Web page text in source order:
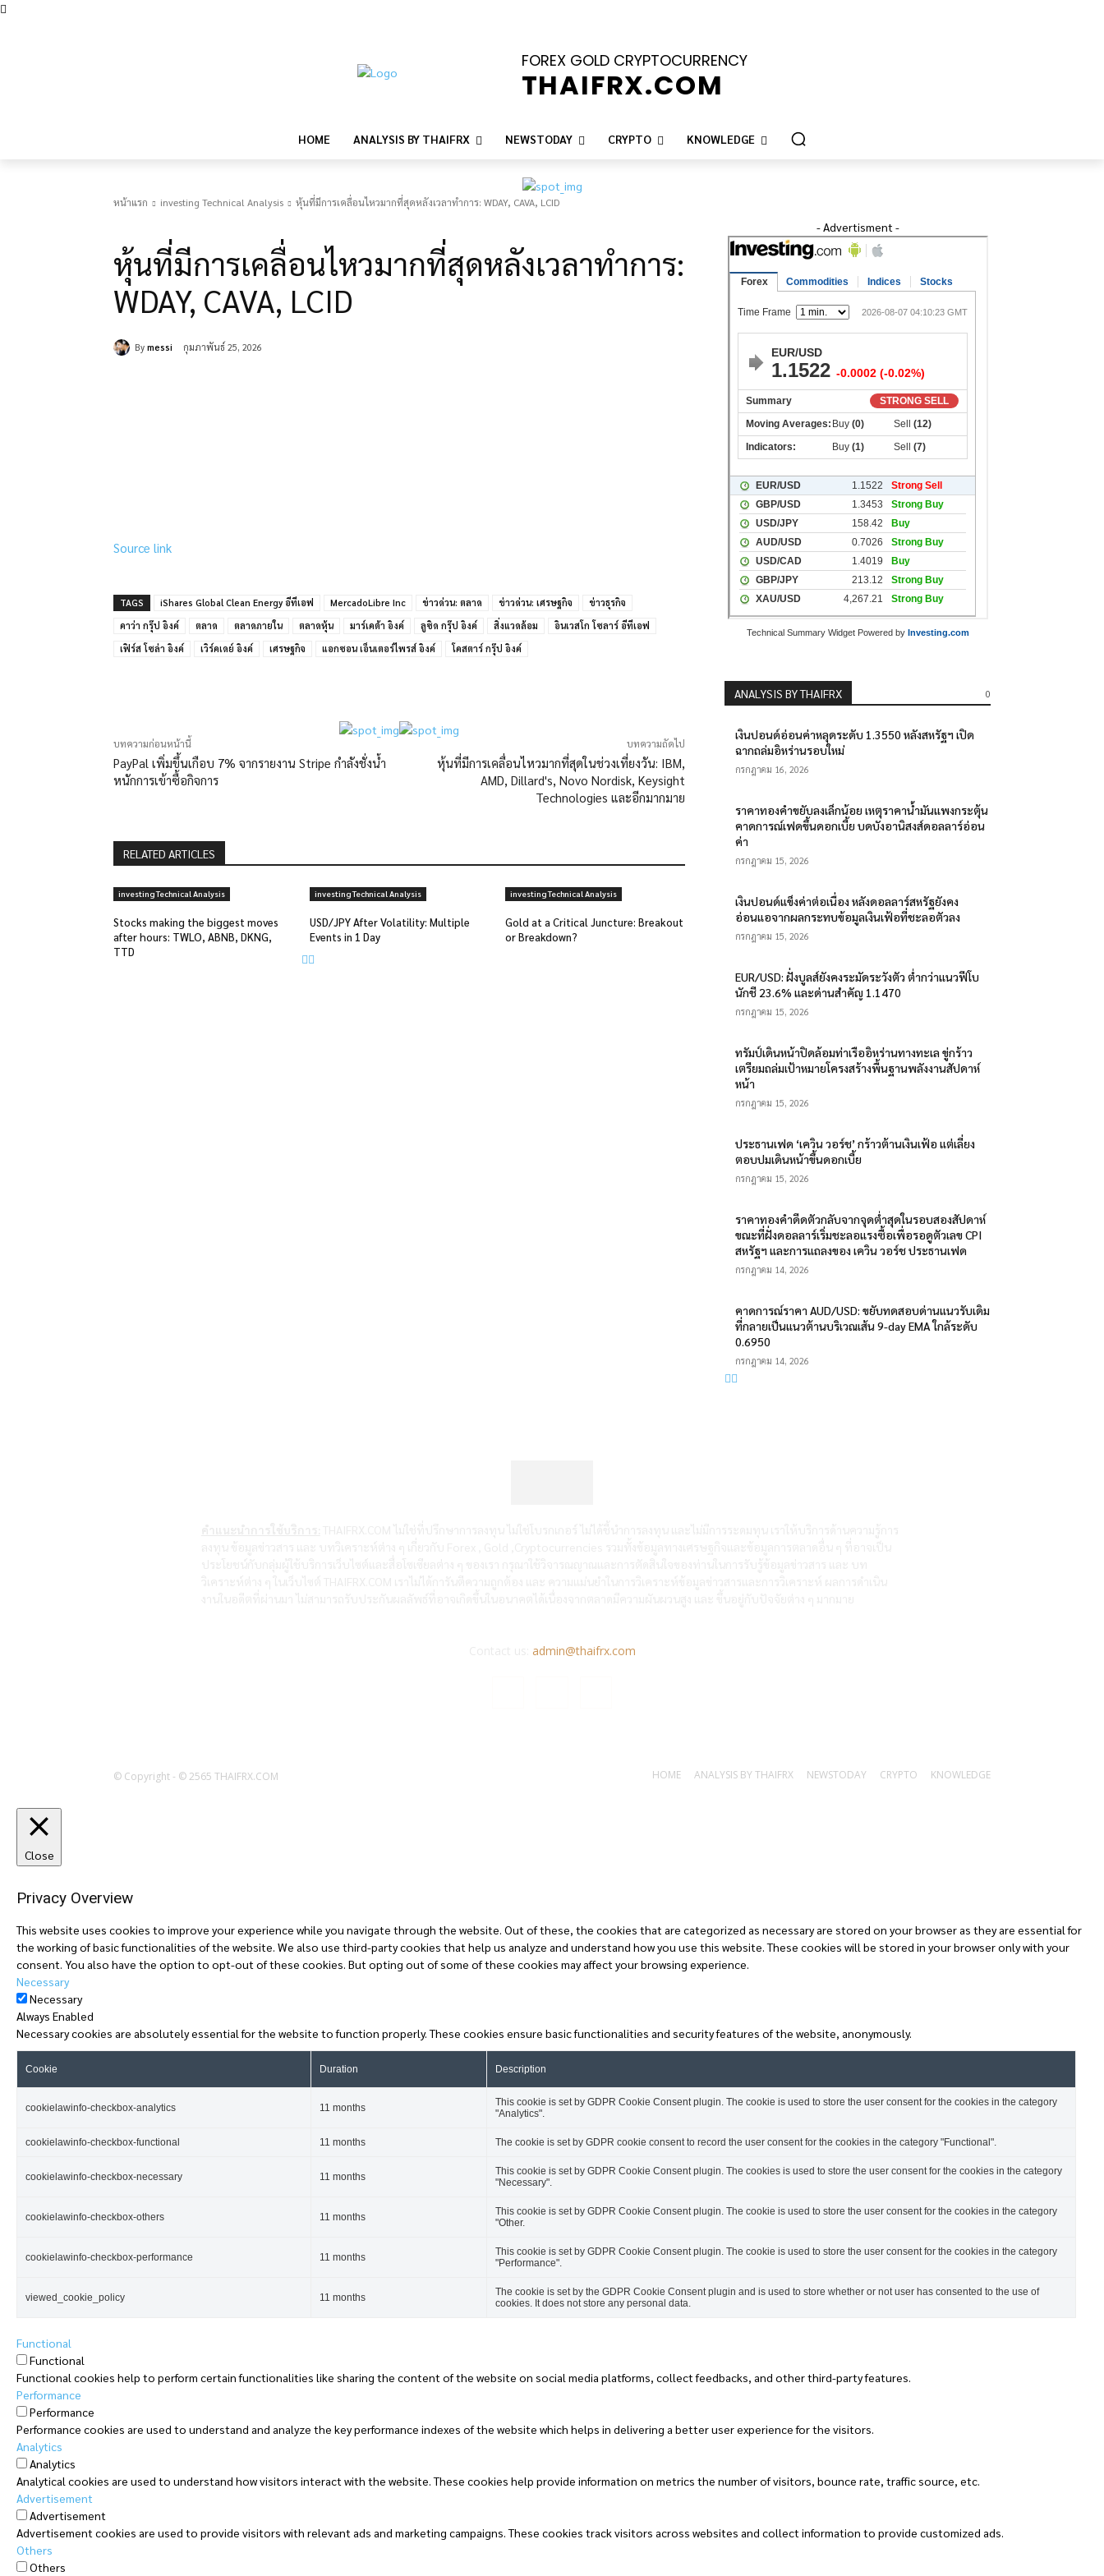
FOREX GOLD CRYPTOCURRENCY
THAIFRX.COM
HOME ANALYSIS BY THAIFRX NEWSTODAY CRYPTO KNOWLEDGE
หน้าแรก investing Technical Analysis หุ้นที่มีการเคลื่อนไหวมากที่สุดหลังเวลาทำการ: WDAY, CAVA, LCID
หุ้นที่มีการเคลื่อนไหวมากที่สุดหลังเวลาทำการ:
WDAY, CAVA, LCID
By messi กุมภาพันธ์ 25, 2026
Source link
TAGS iShares Global Clean Energy อีทีเอฟ MercadoLibre Inc ข่าวด่วน: ตลาด ข่าวด่วน: เศรษฐกิจ
ข่าวธุรกิจ
คาว่า กรุ๊ป อิงค์
ตลาด ตลาดภายใน ตลาดหุ้น มาร์เคต้า อิงค์ ลูซิด กรุ๊ป อิงค์ สิ่งแวดล้อม
อินเวสโก โซลาร์ อีทีเอฟ
เฟิร์ส โซล่า อิงค์
เวิร์คเดย์ อิงค์ เศรษฐกิจ แอกซอน เอ็นเตอร์ไพรส์ อิงค์ โคสตาร์ กรุ๊ป อิงค์
บทความก่อนหน้านี้
PayPal เพิ่มขึ้นเกือบ 7% จากรายงาน Stripe กำลังชั่งน้ำ
หนักการเข้าซื้อกิจการ
บทความถัดไป
หุ้นที่มีการเคลื่อนไหวมากที่สุดในช่วงเที่ยงวัน: IBM,
AMD, Dillard's, Novo Nordisk, Keysight
Technologies และอีกมากมาย
RELATED ARTICLES
investing Technical Analysis
Stocks making the biggest moves
after hours: TWLO, ABNB, DKNG,
TTD
investing Technical Analysis
USD/JPY After Volatility: Multiple
Events in 1 Day
investing Technical Analysis
Gold at a Critical Juncture: Breakout
or Breakdown?
- Advertisment -
Technical Summary Widget Powered by Investing.com
0
ANALYSIS BY THAIFRX
เงินปอนด์อ่อนค่าหลุดระดับ 1.3550 หลังสหรัฐฯ เปิด
ฉากถล่มอิหร่านรอบใหม่
กรกฎาคม 16, 2026
ราคาทองคำขยับลงเล็กน้อย เหตุราคาน้ำมันแพงกระตุ้น
คาดการณ์เฟดขึ้นดอกเบี้ย บดบังอานิสงส์ดอลลาร์อ่อน
ค่า
กรกฎาคม 15, 2026
เงินปอนด์แข็งค่าต่อเนื่อง หลังดอลลาร์สหรัฐยังคง
อ่อนแอจากผลกระทบข้อมูลเงินเฟ้อที่ชะลอตัวลง
กรกฎาคม 15, 2026
EUR/USD: ฝั่งบูลส์ยังคงระมัดระวังตัว ต่ำกว่าแนวฟีโบ
นักชี 23.6% และด่านสำคัญ 1.1470
กรกฎาคม 15, 2026
ทรัมป์เดินหน้าปิดล้อมท่าเรืออิหร่านทางทะเล ขู่กร้าว
เตรียมถล่มเป้าหมายโครงสร้างพื้นฐานพลังงานสัปดาห์
หน้า
กรกฎาคม 15, 2026
ประธานเฟด ‘เควิน วอร์ช’ กร้าวต้านเงินเฟ้อ แต่เลี่ยง
ตอบปมเดินหน้าขึ้นดอกเบี้ย
กรกฎาคม 15, 2026
ราคาทองคำดีดตัวกลับจากจุดต่ำสุดในรอบสองสัปดาห์
ขณะที่ฝั่งดอลลาร์เริ่มชะลอแรงซื้อเพื่อรอดูตัวเลข CPI
สหรัฐฯ และการแถลงของ เควิน วอร์ช ประธานเฟด
กรกฎาคม 14, 2026
คาดการณ์ราคา AUD/USD: ขยับทดสอบด่านแนวรับเดิม
ที่กลายเป็นแนวต้านบริเวณเส้น 9-day EMA ใกล้ระดับ
0.6950
กรกฎาคม 14, 2026
admin@thaifrx.com
© Copyright - © 2565 THAIFRX.COM HOME ANALYSIS BY THAIFRX NEWSTODAY CRYPTO KNOWLEDGE
Close
Privacy Overview
This website uses cookies to improve your experience while you navigate through the website. Out of these, the cookies that are categorized as necessary are stored on your browser as they are essential for
the working of basic functionalities of the website. We also use third-party cookies that help us analyze and understand how you use this website. These cookies will be stored in your browser only with your
consent. You also have the option to opt-out of these cookies. But opting out of some of these cookies may affect your browsing experience.
Necessary
Necessary
Always Enabled
Necessary cookies are absolutely essential for the website to function properly. These cookies ensure basic functionalities and security features of the website, anonymously.
Cookie Duration Description
cookielawinfo-checkbox-analytics 11 months
This cookie is set by GDPR Cookie Consent plugin. The cookie is used to store the user consent for the cookies in the category
"Analytics".
cookielawinfo-checkbox-functional 11 months The cookie is set by GDPR cookie consent to record the user consent for the cookies in the category "Functional".
cookielawinfo-checkbox-necessary 11 months
This cookie is set by GDPR Cookie Consent plugin. The cookies is used to store the user consent for the cookies in the category
"Necessary".
cookielawinfo-checkbox-others 11 months
This cookie is set by GDPR Cookie Consent plugin. The cookie is used to store the user consent for the cookies in the category
"Other.
cookielawinfo-checkbox-performance 11 months
This cookie is set by GDPR Cookie Consent plugin. The cookie is used to store the user consent for the cookies in the category
"Performance".
viewed_cookie_policy 11 months
The cookie is set by the GDPR Cookie Consent plugin and is used to store whether or not user has consented to the use of
cookies. It does not store any personal data.
Functional
Functional
Functional cookies help to perform certain functionalities like sharing the content of the website on social media platforms, collect feedbacks, and other third-party features.
Performance
Performance
Performance cookies are used to understand and analyze the key performance indexes of the website which helps in delivering a better user experience for the visitors.
Analytics
Analytics
Analytical cookies are used to understand how visitors interact with the website. These cookies help provide information on metrics the number of visitors, bounce rate, traffic source, etc.
Advertisement
Advertisement
Advertisement cookies are used to provide visitors with relevant ads and marketing campaigns. These cookies track visitors across websites and collect information to provide customized ads.
Others
Others